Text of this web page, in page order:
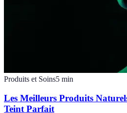
Produits et Soins5 min
Les Meilleurs Produits
Teint Parfait